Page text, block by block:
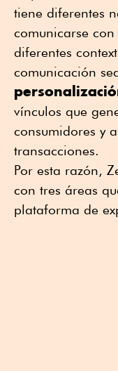
tiene diferentes
comunicarse
diferentes
comunicación
vínculos que
consumidores y
transacciones.
Por esta razón,
con tres áreas
plataforma de